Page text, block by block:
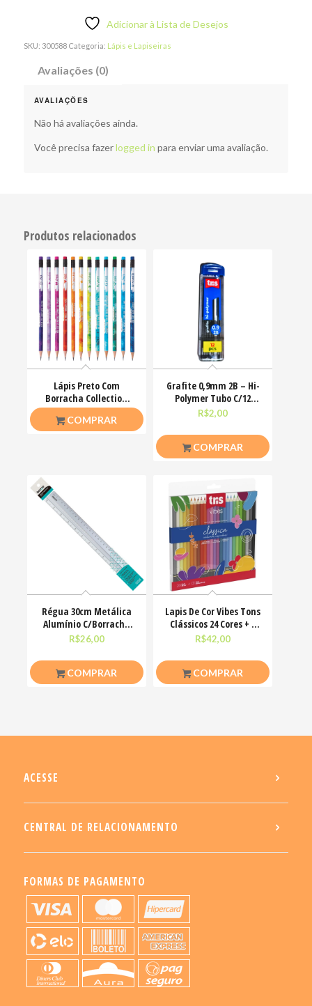
Adicionar à Lista de Desejos
SKU: 300588 Categoria: Lápis e Lapiseiras
Avaliações (0)
AVALIAÇÕES
Não há avaliações ainda.
Você precisa fazerlogged in para enviar uma avaliação.
Produtos relacionados
Lápis Preto Com
Borracha Collection
Signos HB Tris
COMPRAR
Grafite 0,9mm 2B – Hi-
Polymer Tubo C/12
Minas Tris
R$2,00
COMPRAR
Régua 30cm Metálica
Alumínio C/Borracha
Antiderrapante Bazze
R$26,00
COMPRAR
Lapis De Cor Vibes Tons
Clássicos 24 Cores + 1
Lápis 6B Tris
R$42,00
COMPRAR
ACESSE
CENTRAL DE RELACIONAMENTO
FORMAS DE PAGAMENTO